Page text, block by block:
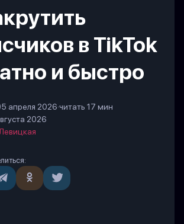
в TikTok
и быстро
апреля 2026·читать 17 мин
2026